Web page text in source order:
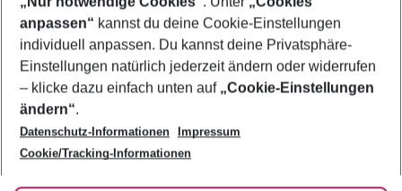
Footer
Footer navigation
Über uns
AGB
Bestpreisgarantie
Cookie-Einstellungen ändern
Cookie-Richtlinie
Agenturbetreuung
Barrierefreies Reisen
Folge uns
anpassen“ kannst du deine Cookie-Einstellungen
individuell anpassen. Du kannst deine Privatsphäre-
Einstellungen natürlich jederzeit ändern oder widerrufen
– klicke dazu einfach unten auf „Cookie-Einstellungen
ändern“.
Datenschutz-Informationen
Impressum
Cookie/Tracking-Informationen